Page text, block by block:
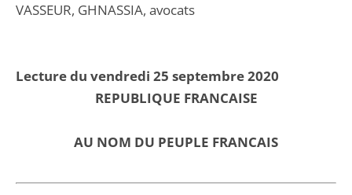
VASSEUR, GHNASSIA, avocats
Lecture du vendredi 25 septembre 2020
REPUBLIQUE FRANCAISE
AU NOM DU PEUPLE FRANCAIS